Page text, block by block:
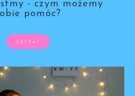
- czym możemy
pomóc?
CZYTAJ